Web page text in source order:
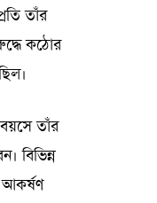
তাঁর
কঠোর
তাঁর
বিভিন্ন
আকর্ষণ